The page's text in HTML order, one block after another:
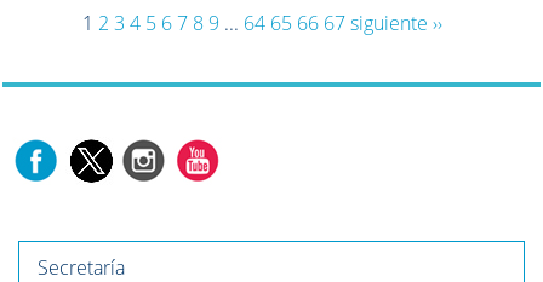
1 2 3 4 5 6 7 8 9 ... 64 65 66 67 siguiente ››
Secretaría